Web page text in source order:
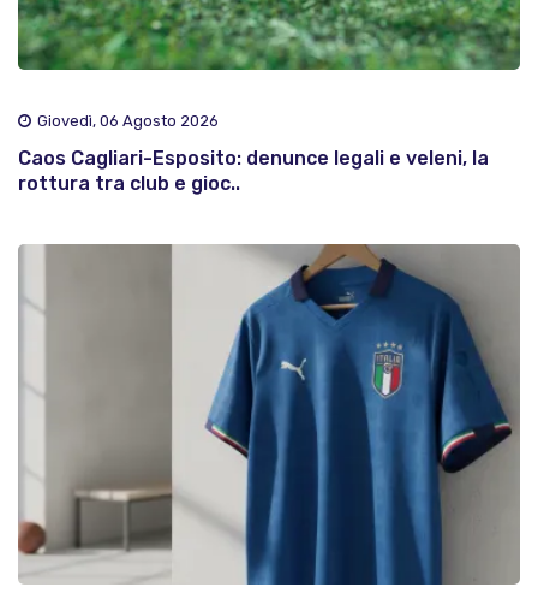
Giovedì, 06 Agosto 2026
Caos Cagliari-Esposito: denunce legali e veleni, la
rottura tra club e gioc..